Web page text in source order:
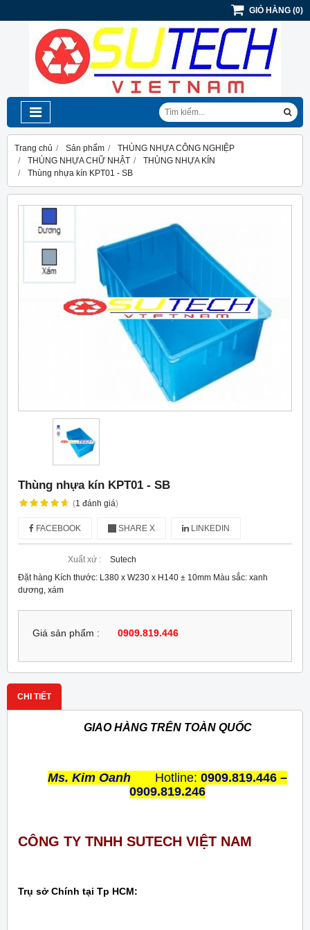
GIỎ HÀNG (0)
Trang chủ Sản phẩm
THÙNG NHỰA CÔNG NGHIỆP
THÙNG NHỰA CHỮ NHẬT
THÙNG NHỰA KÍN
Thùng nhựa kín KPT01 - SB
Thùng nhựa kín KPT01 - SB
(1 đánh giá)
FACEBOOK SHARE X LINKEDIN
Xuất xứ :
Sutech
Đặt hàng Kích thước: L380 x W230 x H140 ± 10mm Màu sắc: xanh
dương, xám
Giá sản phẩm : 0909.819.446
CHI TIẾT
GIAO HÀNG TRÊN TOÀN QUỐC
Ms. Kim Oanh Hotline: 0909.819.446 –
0909.819.246
CÔNG TY TNHH SUTECH VIỆT NAM
Trụ sở Chính tại Tp HCM: